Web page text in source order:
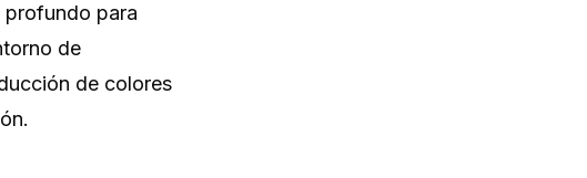
para
de
de colores